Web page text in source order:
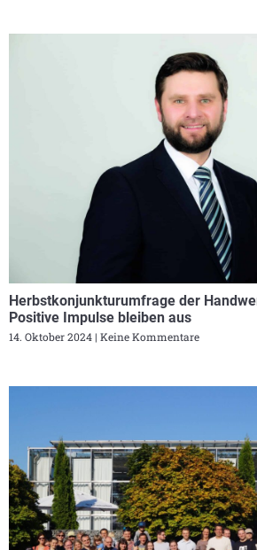
Herbstkonjunkturumfrage der
Positive Impulse bleiben aus
14. Oktober 2024 Keine Kommentare